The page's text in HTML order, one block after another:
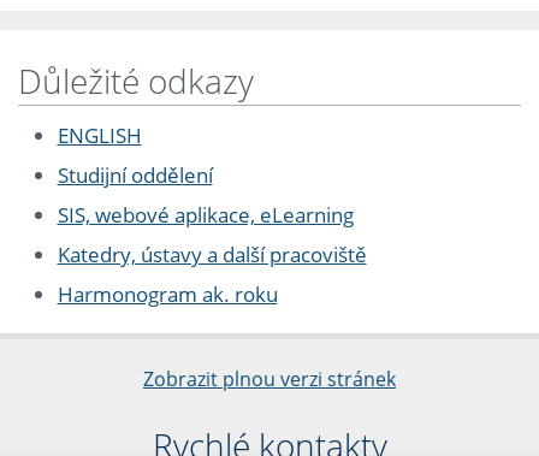
Důležité odkazy
ENGLISH
Studijní oddělení
SIS, webové aplikace, eLearning
Katedry, ústavy a další pracoviště
Harmonogram ak. roku
Zobrazit plnou verzi stránek
Rychlé kontakty